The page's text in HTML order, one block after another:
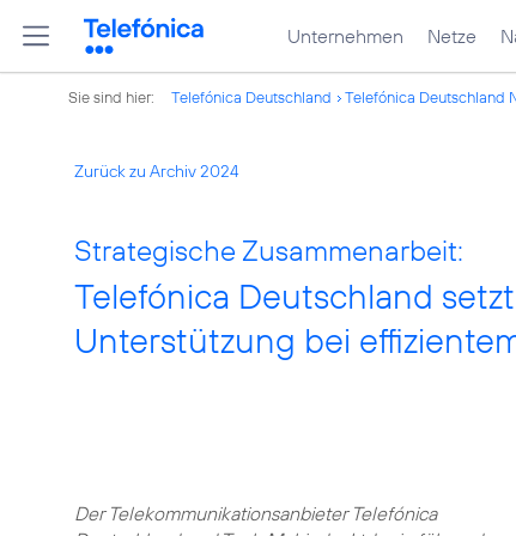
Unternehmen Netze
Sie sind hier: Telefónica Deutschland Telefónica Deutschland
Zurück zu Archiv 2024
Strategische Zusammenarbeit:
Telefónica Deutschland
Unterstützung bei
Der Telekommunikationsanbieter Telefónica